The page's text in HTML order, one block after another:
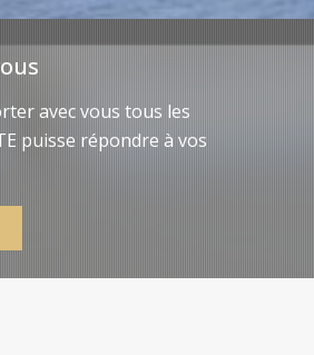
avec vous tous les
puisse répondre à vos